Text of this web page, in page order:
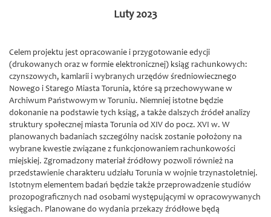
Luty 2023
Celem projektu jest opracowanie i przygotowanie edycji
(drukowanych oraz w formie elektronicznej) ksiąg rachunkowych:
czynszowych, kamlarii i wybranych urzędów średniowiecznego
Nowego i Starego Miasta Torunia, które są przechowywane w
Archiwum Państwowym w Toruniu. Niemniej istotne będzie
dokonanie na podstawie tych ksiąg, a także dalszych źródeł analizy
struktury społecznej miasta Torunia od XIV do pocz. XVI w. W
planowanych badaniach szczególny nacisk zostanie położony na
wybrane kwestie związane z funkcjonowaniem rachunkowości
miejskiej. Zgromadzony materiał źródłowy pozwoli również na
przedstawienie charakteru udziału Torunia w wojnie trzynastoletniej.
Istotnym elementem badań będzie także przeprowadzenie studiów
prozopograficznych nad osobami występującymi w opracowywanych
księgach. Planowane do wydania przekazy źródłowe będą